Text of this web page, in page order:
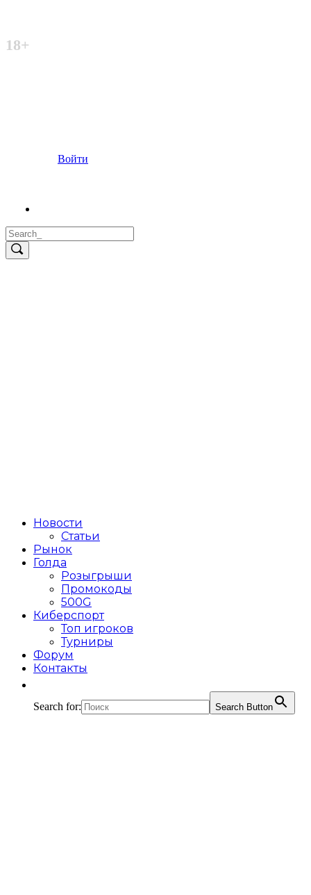
18+
Войти
Новости
Статьи
Рынок
Голда
Розыгрыши
Промокоды
500G
Киберспорт
Топ игроков
Турниры
Форум
Контакты
Search for: Search Button